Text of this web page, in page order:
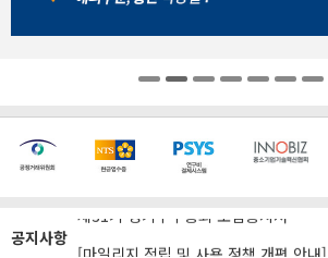
공지사항
[마일리지 적립 및 사용 정책 개편 안내]
[2026년 8월 신용카드 무이자 행사 안내]